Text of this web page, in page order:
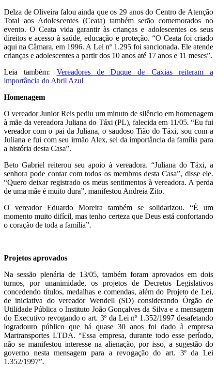
Delza de Oliveira falou ainda que os 29 anos do Centro de Atenção
Total aos Adolescentes (Ceata) também serão comemorados no
evento. O Ceata vida garantir às crianças e adolescentes os seus
direitos e acesso à saúde, educação e proteção. “O Ceata foi criado
aqui na Câmara, em 1996. A Lei nº 1.295 foi sancionada. Ele atende
crianças e adolescentes a partir dos 10 anos até 17 anos e 11 meses”.
Leia também: Vereadores de Duque de Caxias reiteram a
importância do Abril Azul
Homenagem
O vereador Junior Reis pediu um minuto de silêncio em homenagem
à mãe da vereadora Juliana do Táxi (PL), falecida em 11/05. “Eu fui
vereador com o pai da Juliana, o saudoso Tião do Táxi, sou com a
Juliana e fui com seu irmão Alex, sei da importância da família para
a história desta Casa”.
Beto Gabriel reiterou seu apoio à vereadora. “Juliana do Táxi, a
senhora pode contar com todos os membros desta Casa”, disse ele.
“Quero deixar registrado os meus sentimentos à vereadora. A perda
de uma mãe é muito dura”, manifestou Andreia Zito.
O vereador Eduardo Moreira também se solidarizou. “É um
momento muito difícil, mas tenho certeza que Deus está confortando
o coração de toda a família”.
Projetos aprovados
Na sessão plenária de 13/05, também foram aprovados em dois
turnos, por unanimidade, os projetos de Decretos Legislativos
concedendo títulos, medalhas e comendas, além do Projeto de Lei,
de iniciativa do vereador Wendell (SD) considerando Órgão de
Utilidade Pública o Instituto João Gonçalves da Silva e a mensagem
do Executivo revogando o art. 3º da Lei nº 1.352/1997 desafetando
logradouro público que há quase 30 anos foi dado à empresa
Martransportes LTDA. “Essa empresa, durante todo esse período,
não se manifestou interesse na alienação, por isso, a sugestão do
governo nesta mensagem para a revogação do art. 3º da Lei
1.352/1997”.